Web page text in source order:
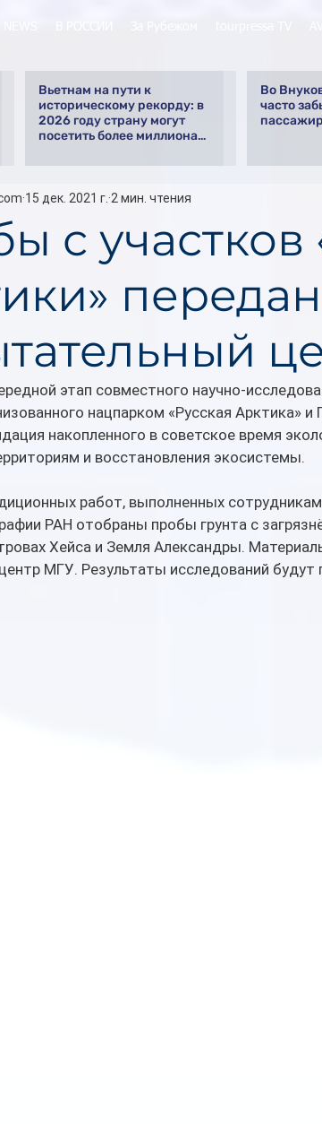
Вьетнам на пути к
историческому рекорду: в
2026 году страну могут
посетить более миллиона
Во
часто
с участков
15 дек. 2021 г. 2 мин. чтения
этап совместного научно-
нацпарком «Русская Арктика»
накопленного в советское время
и восстановления экосистемы.
работ, выполненных
РАН отобраны пробы грунта с
Хейса и Земля Александры.
МГУ. Результаты исследований будут